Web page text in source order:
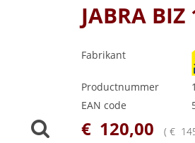
JABRA
Fabrikant
Productnummer
EAN code
€ 120,00 ( €